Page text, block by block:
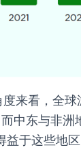
度来看，全
而中东与非
益于这些地